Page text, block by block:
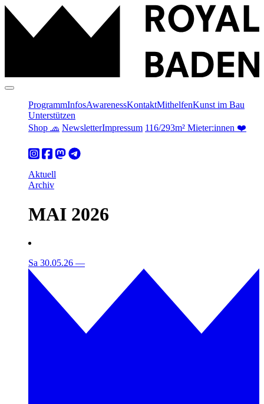
ProgrammInfosAwarenessKontaktMithelfenKunst im Bau
Unterstützen
Shop 🧢 NewsletterImpressum 116/293m² Mieter:innen ❤️
Aktuell
Archiv
MAI 2026
Sa 30.05.26 —